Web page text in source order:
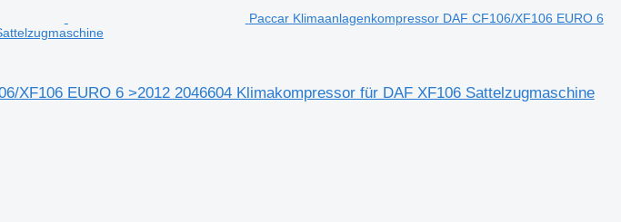
Paccar Klimaanlagenkompressor DAF CF106/XF106 EURO 6
XF106 EURO 6 >2012 2046604 Klimakompressor für DAF XF106 Sattelzugmaschine